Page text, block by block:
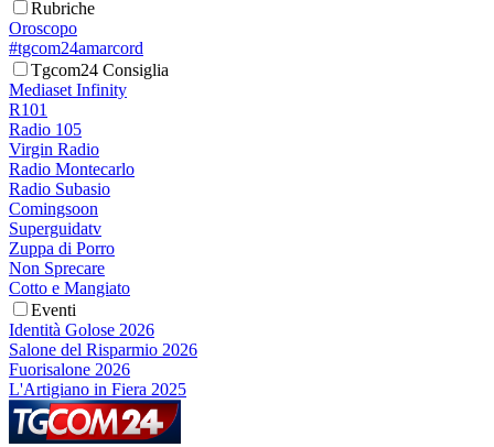
Rubriche
Oroscopo
#tgcom24amarcord
Tgcom24 Consiglia
Mediaset Infinity
R101
Radio 105
Virgin Radio
Radio Montecarlo
Radio Subasio
Comingsoon
Superguidatv
Zuppa di Porro
Non Sprecare
Cotto e Mangiato
Eventi
Identità Golose 2026
Salone del Risparmio 2026
Fuorisalone 2026
L'Artigiano in Fiera 2025